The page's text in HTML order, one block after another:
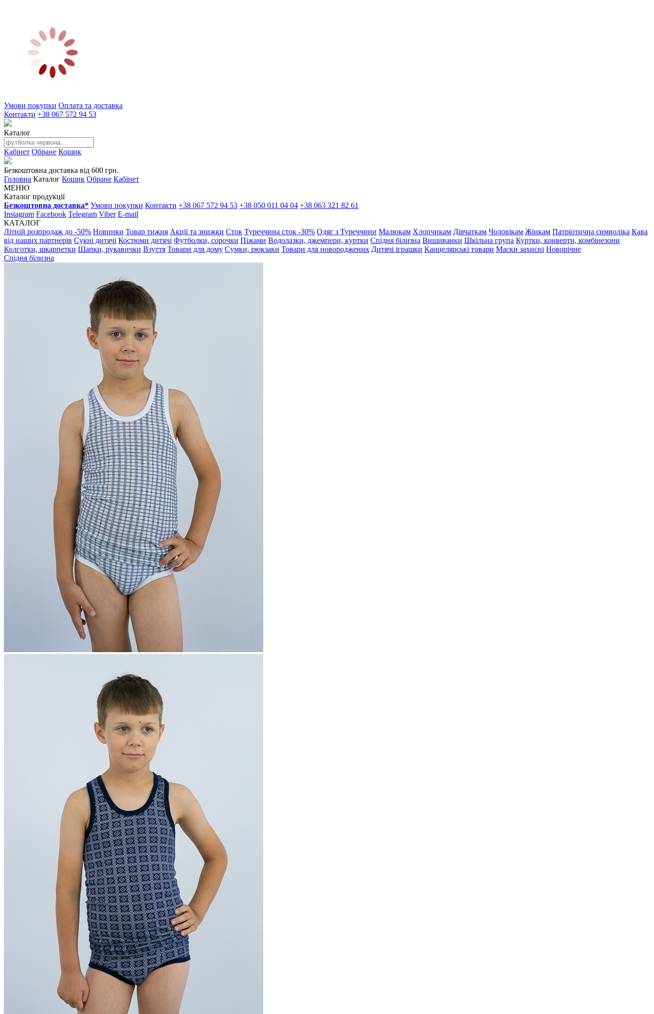
Умови покупки Оплата та доставка
Контакти +38 067 572 94 53
Каталог
Кабінет Обране Кошик
Безкоштовна доставка від 600 грн.
Головна Каталог Кошик Обране Кабінет
МЕНЮ
Каталог продукції
Безкоштовна доставка* Умови покупки Контакти +38 067 572 94 53 +38 050 011 04 04 +38 063 321 82 61
Instagram Facebook Telegram Viber E-mail
КАТАЛОГ
Літній розпродаж до -50% Новинки Товар тижня Акції та знижки Сток Туреччина сток -30% Одяг з Туреччини Малюкам Хлопчикам Дівчаткам Чоловікам Жінкам Патріотична символіка Кава
від наших партнерів Сукні дитячі Костюми дитячі Футболки, сорочки Піжами Водолазки, джемпери, куртки Спідня білизна Вишиванки Шкільна група Куртки, конверти, комбінезони
Колготки, шкарпетки Шапки, рукавички Взуття Товари для дому Сумки, рюкзаки Товари для новороджених Дитячі іграшки Канцелярські товари Маски захисні Новорічне
Спідня білизна